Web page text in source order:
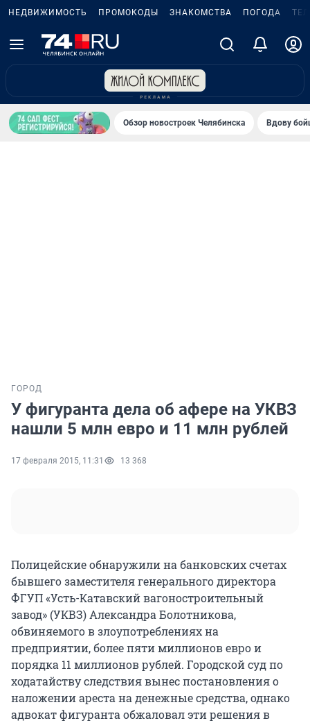
НЕДВИЖИМОСТЬ ПРОМОКОДЫ ЗНАКОМСТВА ПОГОДА
Обзор новостроек Челябинска Вдову
ГОРОД
У фигуранта дела об афере на УКВЗ
нашли 5 млн евро и 11 млн рублей
17 февраля 2015, 11:31 13 368
Полицейские обнаружили на банковских счетах
бывшего заместителя генерального директора
ФГУП «Усть-Катавский вагоностроительный
завод» (УКВЗ) Александра Болотникова,
обвиняемого в злоупотреблениях на
предприятии, более пяти миллионов евро и
порядка 11 миллионов рублей. Городской суд по
ходатайству следствия вынес постановления о
наложении ареста на денежные средства, однако
адвокат фигуранта обжаловал эти решения в